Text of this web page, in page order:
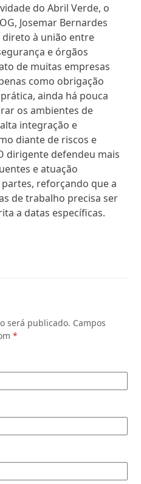
do Abril Verde, o
Josemar Bernardes
à união entre
e órgãos
de muitas empresas
como obrigação
ainda há pouca
os ambientes de
integração e
diante de riscos e
dirigente defendeu mais
e atuação
reforçando que a
de trabalho precisa ser
a datas específicas.
será publicado. Campos
*